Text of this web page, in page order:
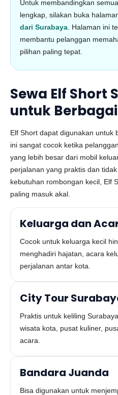
Untuk membandingkan
lengkap, silakan buka
dari Surabaya . Halaman ini
membantu pelanggan
pilihan paling tepat.
Sewa Elf Short
untuk
Elf Short dapat digunakan untuk
ini sangat cocok ketika
yang lebih besar dari mobil
perjalanan yang praktis dan
kebutuhan rombongan kecil, Elf
paling masuk akal.
Keluarga dan
Cocok untuk keluarga kecil
menghadiri hajatan, acara
perjalanan antar kota.
City Tour
Praktis untuk keliling
wisata kota, pusat kuliner,
acara.
Bandara Juanda
Bisa digunakan untuk